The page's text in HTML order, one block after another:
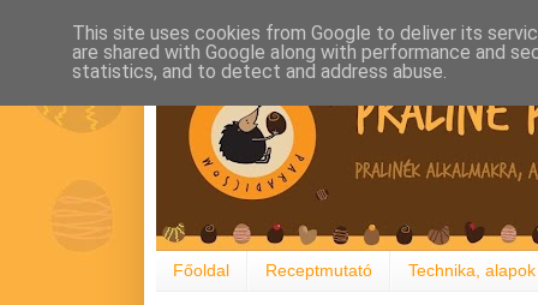
Főoldal Receptmutató Technika, alapok
This site uses cookies from Google to deliver its
are shared with Google along with performance and
statistics, and to detect and address abuse.